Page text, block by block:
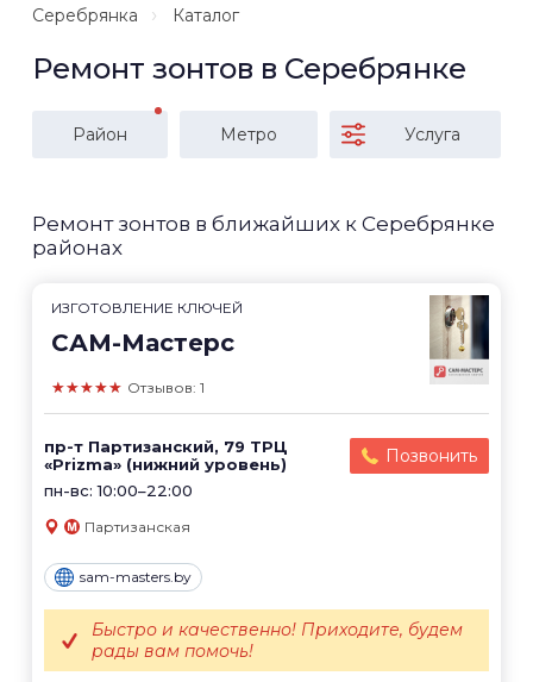
Серебрянка Каталог
Ремонт зонтов в Серебрянке
Район Метро Услуга
Ремонт зонтов в ближайших к Серебрянке
районах
ИЗГОТОВЛЕНИЕ КЛЮЧЕЙ
САМ-Мастерс
★★★★★ Отзывов: 1
пр-т Партизанский, 79 ТРЦ
«Prizma» (нижний уровень)
пн-вс: 10:00–22:00
Позвонить
Партизанская
sam-masters.by
Быстро и качественно! Приходите, будем
рады вам помочь!